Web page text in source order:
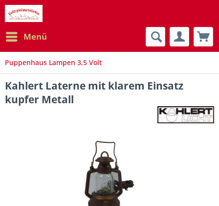
Menü
Puppenhaus Lampen 3,5 Volt
Kahlert Laterne mit klarem Einsatz
kupfer Metall